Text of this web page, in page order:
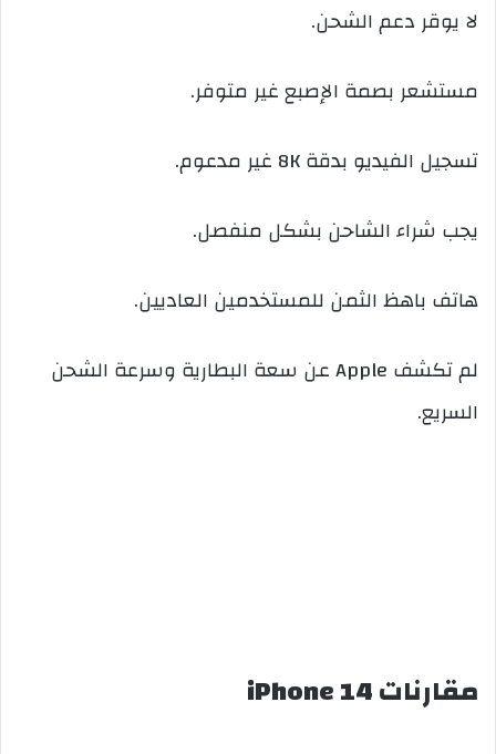
لا يوقر دعم الشحن.
مستشعر بصمة الإصبع غير متوفر.
تسجيل الفيديو بدقة 8K غير مدعوم.
يجب شراء الشاحن بشكل منفصل.
هاتف باهظ الثمن للمستخدمين العاديين.
لم تكشف Apple عن سعة البطارية وسرعة الشحن
السريع.
مقارنات iPhone 14